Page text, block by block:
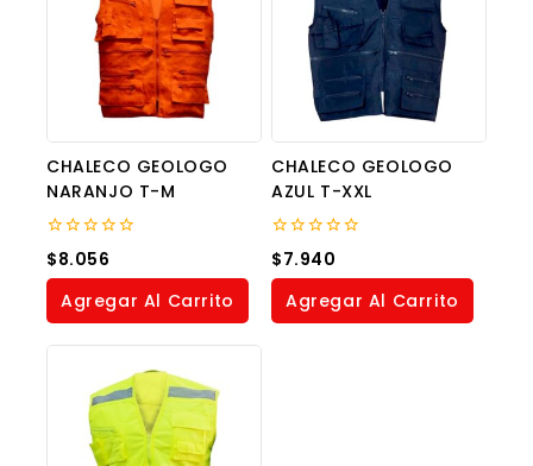
CHALECO GEOLOGO
NARANJO T-M
0
out
of
$8.056
Agregar Al Carrito
CHALECO GEOLOGO
AZUL T-XXL
0
out
of
$7.940
Agregar Al Carrito